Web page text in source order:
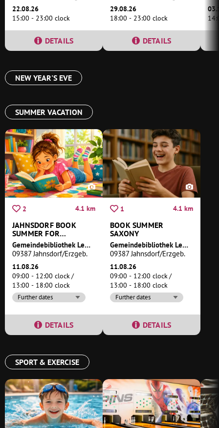
22.08.26
15:00 - 23:00 clock
DETAILS
29.08.26
18:00 - 23:00 clock
DETAILS
NEW YEAR'S EVE
SUMMER VACATION
2 4.1 km
JAHNSDORF BOOK
SUMMER FOR
PRIMARY SCHOOL
PUPILS
Gemeindebibliothek Leukersdorf
09387 Jahnsdorf/Erzgeb.
11.08.26
09:00 - 12:00 clock
13:00 - 18:00 clock
Further dates
DETAILS
1 4.1 km
BOOK SUMMER
SAXONY
Gemeindebibliothek Leukersdorf
09387 Jahnsdorf/Erzgeb.
11.08.26
09:00 - 12:00 clock
13:00 - 18:00 clock
Further dates
DETAILS
SPORT & EXERCISE